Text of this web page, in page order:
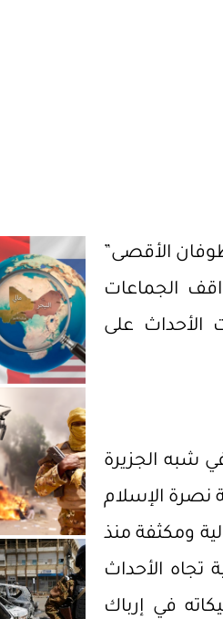
الأقصى”
الجماعات
الأحداث على
شبه الجزيرة
نصرة الإسلام
ومكثفة منذ
تجاه الأحداث
في إرباك